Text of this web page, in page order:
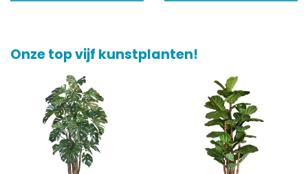
Onze top vijf kunstplanten!